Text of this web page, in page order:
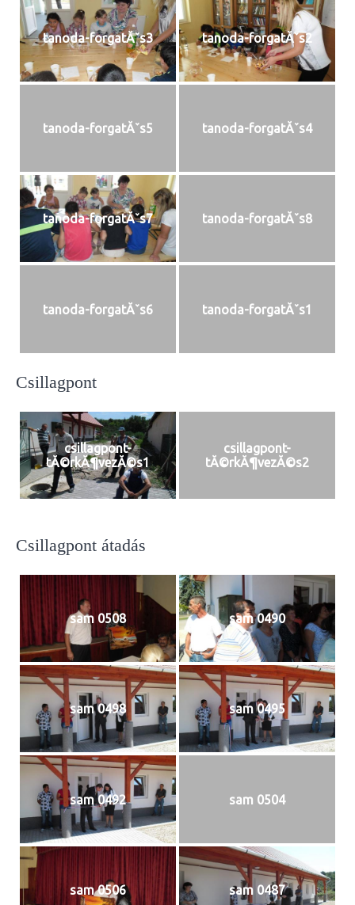
tanoda-forgatĂˇs3 tanoda-forgatĂˇs2
tanoda-forgatĂˇs5 tanoda-forgatĂˇs4
tanoda-forgatĂˇs7 tanoda-forgatĂˇs8
tanoda-forgatĂˇs6 tanoda-forgatĂˇs1
Csillagpont
csillagpont-
tĂ©rkĂ¶vezĂ©s1
csillagpont-
tĂ©rkĂ¶vezĂ©s2
Csillagpont átadás
sam 0508 sam 0490
sam 0498 sam 0495
sam 0492 sam 0504
sam 0506 sam 0487